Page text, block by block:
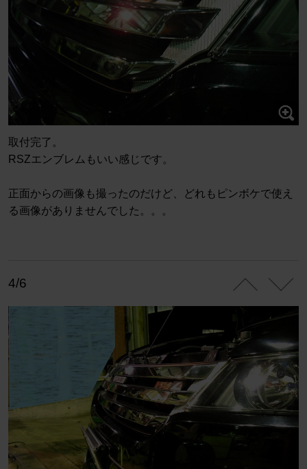
取付完了。
RSZエンブレムもいい感じです。
正面からの画像も撮ったのだけど、どれもピンボケで使え
る画像がありませんでした。。。
4/6